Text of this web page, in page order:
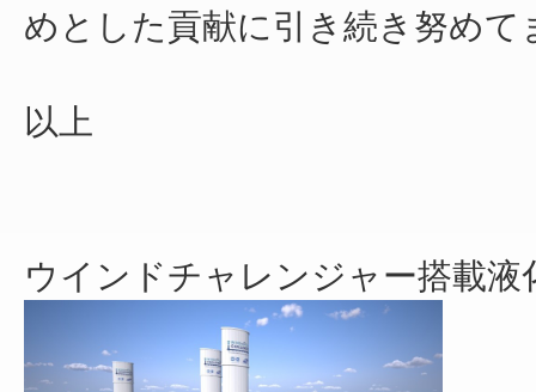
めとした貢献に引き続き努めて
以上
ウインドチャレンジャー搭載液